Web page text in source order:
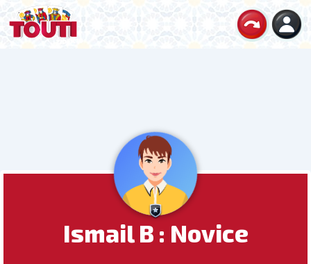
Ismail B : Novice